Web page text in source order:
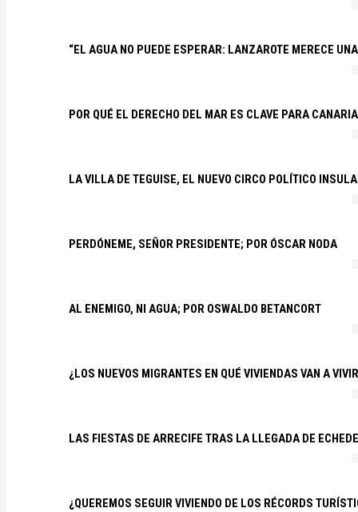
“EL AGUA NO PUEDE ESPERAR: LANZAROTE MERECE
POR QUÉ EL DERECHO DEL MAR ES CLAVE PARA
LA VILLA DE TEGUISE, EL NUEVO CIRCO POLÍTICO
PERDÓNEME, SEÑOR PRESIDENTE; POR ÓSCAR NODA
AL ENEMIGO, NI AGUA; POR OSWALDO BETANCORT
¿LOS NUEVOS MIGRANTES EN QUÉ VIVIENDAS VAN A
LAS FIESTAS DE ARRECIFE TRAS LA LLEGADA DE
¿QUEREMOS SEGUIR VIVIENDO DE LOS RÉCORDS